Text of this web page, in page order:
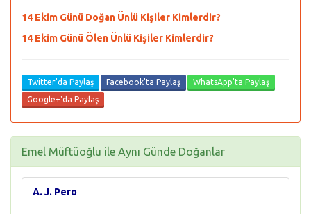
14 Ekim Günü Doğan Ünlü Kişiler Kimlerdir?
14 Ekim Günü Ölen Ünlü Kişiler Kimlerdir?
Twitter'da Paylaş Facebook'ta Paylaş
WhatsApp'ta Paylaş
Google+'da Paylaş
Emel Müftüoğlu ile Aynı Günde Doğanlar
A. J. Pero